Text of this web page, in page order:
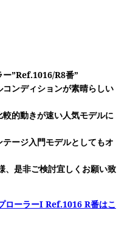
”Ref.1016/R8番”
ンディションが素晴らしい
的動きが速い人気モデルに
ージ入門モデルとしてもオ
是非ご検討宜しくお願い致
ローラーI Ref.1016 R番はこ